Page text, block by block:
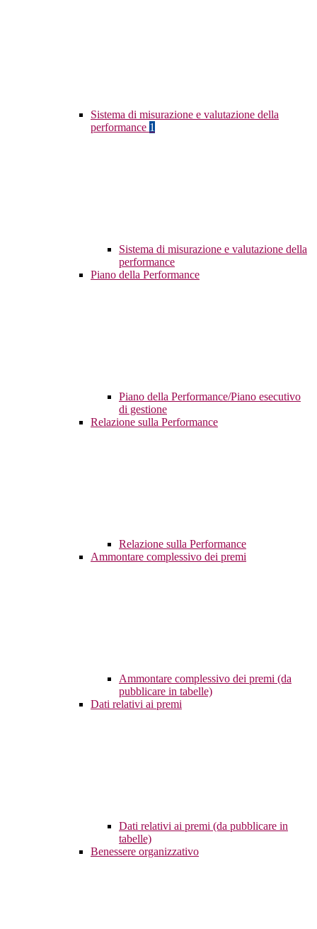
Sistema di misurazione e valutazione della
performance 1
Sistema di misurazione e valutazione della
performance
Piano della Performance
Piano della Performance/Piano esecutivo
di gestione
Relazione sulla Performance
Relazione sulla Performance
Ammontare complessivo dei premi
Ammontare complessivo dei premi (da
pubblicare in tabelle)
Dati relativi ai premi
Dati relativi ai premi (da pubblicare in
tabelle)
Benessere organizzativo